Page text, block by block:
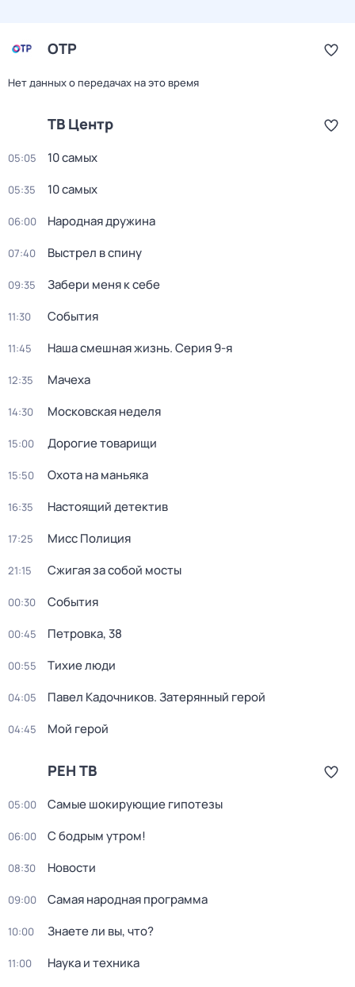
ОТР
Нет данных о передачах на это время
ТВ Центр
05:05 10 самых
05:35 10 самых
06:00 Народная дружина
07:40 Выстрел в спину
09:35 Забери меня к себе
11:30 События
11:45 Наша смешная жизнь. Серия 9-я
12:35 Мачеха
14:30 Московская неделя
15:00 Дорогие товарищи
15:50 Охота на маньяка
16:35 Настоящий детектив
17:25 Мисс Полиция
21:15 Сжигая за собой мосты
00:30 События
00:45 Петровка, 38
00:55 Тихие люди
04:05 Павел Кадочников. Затерянный герой
04:45 Мой герой
РЕН ТВ
05:00 Самые шoкиpующие гипотезы
06:00 С бодрым утром!
08:30 Новости
09:00 Самая народная программа
10:00 Знаете ли вы, что?
11:00
Наука и техника